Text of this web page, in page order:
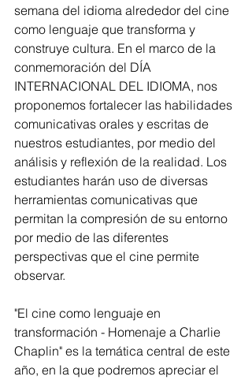
semana del idioma alrededor del cine
como lenguaje que transforma y
construye cultura. En el marco de la
conmemoración del DÍA
INTERNACIONAL DEL IDIOMA, nos
proponemos fortalecer las habilidades
comunicativas orales y escritas de
nuestros estudiantes, por medio del
análisis y reflexión de la realidad. Los
estudiantes harán uso de diversas
herramientas comunicativas que
permitan la compresión de su entorno
por medio de las diferentes
perspectivas que el cine permite
observar.
"El cine como lenguaje en
transformación - Homenaje a Charlie
Chaplin" es la temática central de este
año, en la que podremos apreciar el